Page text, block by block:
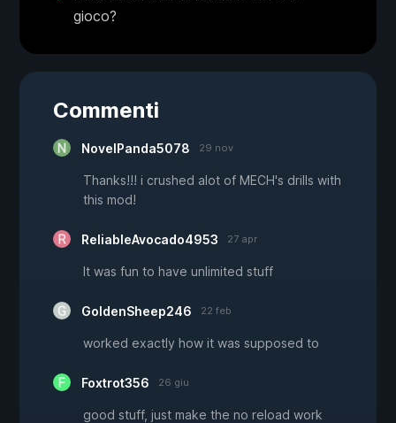
gioco?
Commenti
NovelPanda5078 29 nov
Thanks!!! i crushed alot of MECH's drills with
this mod!
ReliableAvocado4953 27 apr
It was fun to have unlimited stuff
GoldenSheep246 22 feb
worked exactly how it was supposed to
Foxtrot356 26 giu
good stuff, just make the no reload work